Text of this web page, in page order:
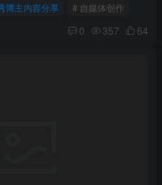
博主内容分享 # 自媒体创作
0 357 64